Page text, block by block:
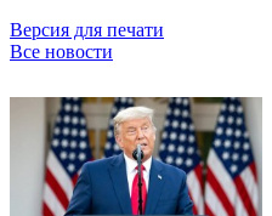
Версия для печати
Все новости